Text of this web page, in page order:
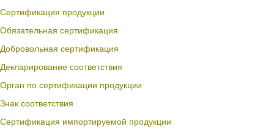
Сертификация продукции
Обязательная сертификация
Добровольная сертификация
Декларирование соответствия
Орган по сертификации продукции
Знак соответствия
Сертификация импортируемой продукции